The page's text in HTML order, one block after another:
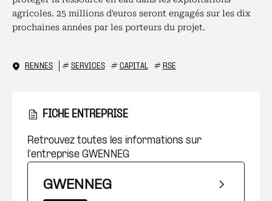
agricoles. 25 millions d'euros seront engagés sur les dix
prochaines années par les porteurs du projet.
RENNES # SERVICES # CAPITAL # RSE
FICHE ENTREPRISE
Retrouvez toutes les informations sur
l’entreprise GWENNEG
GWENNEG